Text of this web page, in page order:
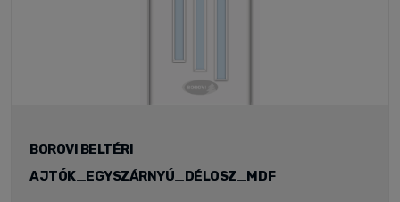
BOROVI BELTÉRI
AJTÓK_EGYSZÁRNYÚ_DÉLOSZ_MDF